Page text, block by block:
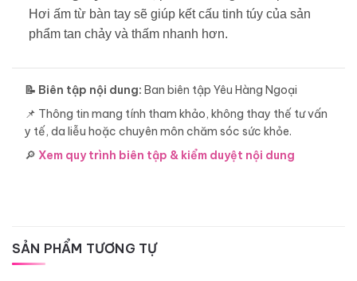
Hơi ấm từ bàn tay sẽ giúp kết cấu tinh túy của sản
phẩm tan chảy và thấm nhanh hơn.
📝 Biên tập nội dung: Ban biên tập Yêu Hàng Ngoại
📌 Thông tin mang tính tham khảo, không thay thế tư vấn
y tế, da liễu hoặc chuyên môn chăm sóc sức khỏe.
🔎 Xem quy trình biên tập & kiểm duyệt nội dung
SẢN PHẨM TƯƠNG TỰ